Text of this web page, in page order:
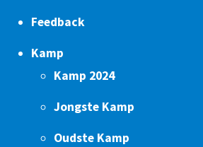
Feedback
Kamp
Kamp 2024
Jongste Kamp
Oudste Kamp